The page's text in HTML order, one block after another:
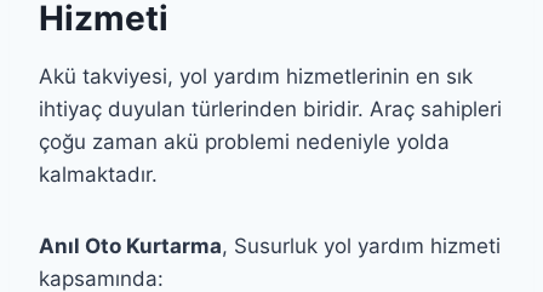
Hizmeti
Akü takviyesi, yol yardım hizmetlerinin en sık
ihtiyaç duyulan türlerinden biridir. Araç sahipleri
çoğu zaman akü problemi nedeniyle yolda
kalmaktadır.
Anıl Oto Kurtarma, Susurluk yol yardım hizmeti
kapsamında: